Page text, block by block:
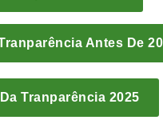
Antes De
Tranparência 2025